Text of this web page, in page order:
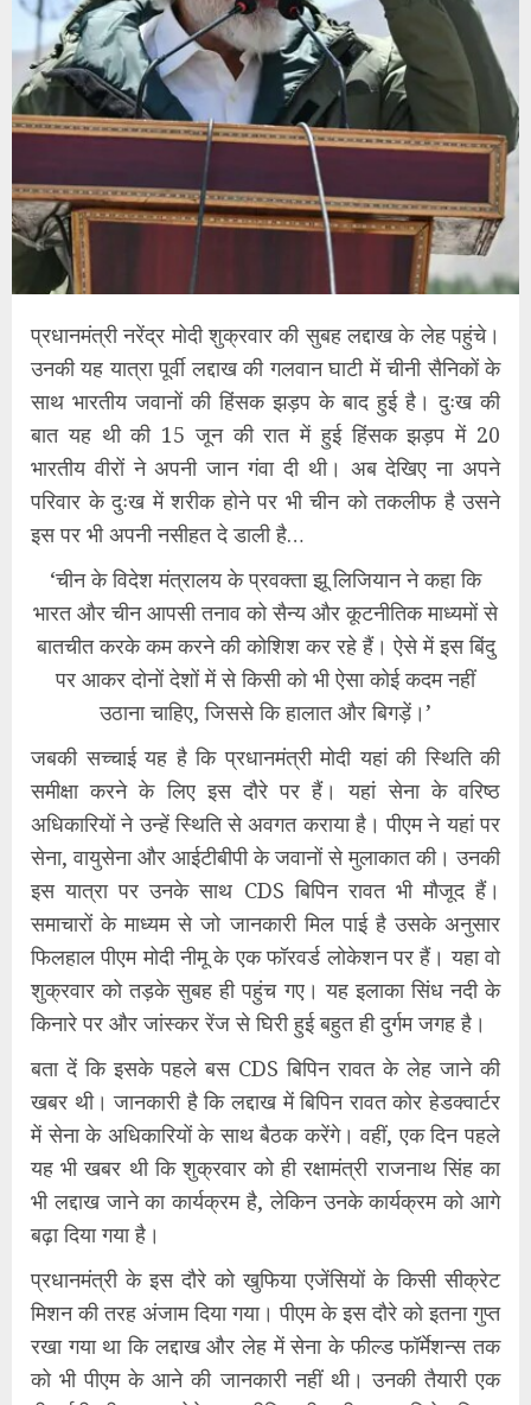
प्रधानमंत्री नरेंद्र मोदी शुक्रवार की सुबह लद्दाख के लेह पहुंचे।
उनकी यह यात्रा पूर्वी लद्दाख की गलवान घाटी में चीनी सैनिकों के
साथ भारतीय जवानों की हिंसक झड़प के बाद हुई है। दुःख की
बात यह थी की 15 जून की रात में हुई हिंसक झड़प में 20
भारतीय वीरों ने अपनी जान गंवा दी थी। अब देखिए ना अपने
परिवार के दुःख में शरीक होने पर भी चीन को तकलीफ है उसने
इस पर भी अपनी नसीहत दे डाली है…
‘चीन के विदेश मंत्रालय के प्रवक्ता झू लिजियान ने कहा कि
भारत और चीन आपसी तनाव को सैन्य और कूटनीतिक माध्यमों से
बातचीत करके कम करने की कोशिश कर रहे हैं। ऐसे में इस बिंदु
पर आकर दोनों देशों में से किसी को भी ऐसा कोई कदम नहीं
उठाना चाहिए, जिससे कि हालात और बिगड़ें।’
जबकी सच्चाई यह है कि प्रधानमंत्री मोदी यहां की स्थिति की
समीक्षा करने के लिए इस दौरे पर हैं। यहां सेना के वरिष्ठ
अधिकारियों ने उन्हें स्थिति से अवगत कराया है। पीएम ने यहां पर
सेना, वायुसेना और आईटीबीपी के जवानों से मुलाकात की। उनकी
इस यात्रा पर उनके साथ CDS बिपिन रावत भी मौजूद हैं।
समाचारों के माध्यम से जो जानकारी मिल पाई है उसके अनुसार
फिलहाल पीएम मोदी नीमू के एक फॉरवर्ड लोकेशन पर हैं। यहा वो
शुक्रवार को तड़के सुबह ही पहुंच गए। यह इलाका सिंध नदी के
किनारे पर और जांस्कर रेंज से घिरी हुई बहुत ही दुर्गम जगह है।
बता दें कि इसके पहले बस CDS बिपिन रावत के लेह जाने की
खबर थी। जानकारी है कि लद्दाख में बिपिन रावत कोर हेडक्वार्टर
में सेना के अधिकारियों के साथ बैठक करेंगे। वहीं, एक दिन पहले
यह भी खबर थी कि शुक्रवार को ही रक्षामंत्री राजनाथ सिंह का
भी लद्दाख जाने का कार्यक्रम है, लेकिन उनके कार्यक्रम को आगे
बढ़ा दिया गया है।
प्रधानमंत्री के इस दौरे को खुफिया एजेंसियों के किसी सीक्रेट
मिशन की तरह अंजाम दिया गया। पीएम के इस दौरे को इतना गुप्त
रखा गया था कि लद्दाख और लेह में सेना के फील्ड फॉर्मेशन्स तक
को भी पीएम के आने की जानकारी नहीं थी। उनकी तैयारी एक